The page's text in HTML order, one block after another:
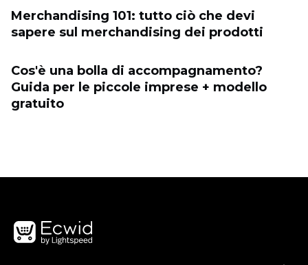
Merchandising 101: tutto ciò che devi
sapere sul merchandising dei prodotti
Cos'è una bolla di accompagnamento?
Guida per le piccole imprese + modello
gratuito